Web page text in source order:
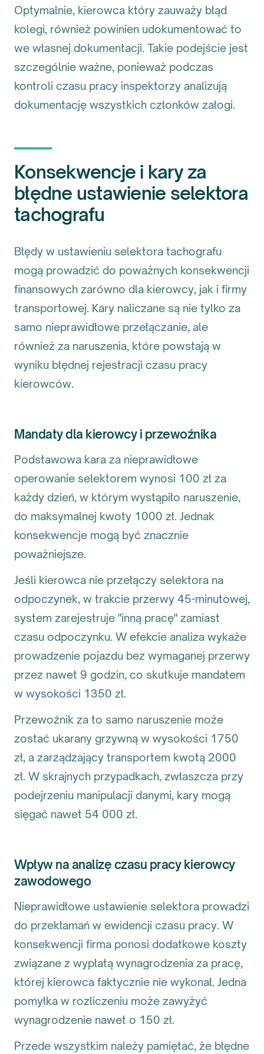
Optymalnie, kierowca który zauważy błąd
kolegi, również powinien udokumentować to
we własnej dokumentacji. Takie podejście jest
szczególnie ważne, ponieważ podczas
kontroli czasu pracy inspektorzy analizują
dokumentację wszystkich członków załogi.
Konsekwencje i kary za
błędne ustawienie selektora
tachografu
Błędy w ustawieniu selektora tachografu
mogą prowadzić do poważnych konsekwencji
finansowych zarówno dla kierowcy, jak i firmy
transportowej. Kary naliczane są nie tylko za
samo nieprawidłowe przełączanie, ale
również za naruszenia, które powstają w
wyniku błędnej rejestracji czasu pracy
kierowców.
Mandaty dla kierowcy i przewoźnika
Podstawowa kara za nieprawidłowe
operowanie selektorem wynosi 100 zł za
każdy dzień, w którym wystąpiło naruszenie,
do maksymalnej kwoty 1000 zł. Jednak
konsekwencje mogą być znacznie
poważniejsze.
Jeśli kierowca nie przełączy selektora na
odpoczynek, w trakcie przerwy 45-minutowej,
system zarejestruje "inną pracę" zamiast
czasu odpoczynku. W efekcie analiza wykaże
prowadzenie pojazdu bez wymaganej przerwy
przez nawet 9 godzin, co skutkuje mandatem
w wysokości 1350 zł.
Przewoźnik za to samo naruszenie może
zostać ukarany grzywną w wysokości 1750
zł, a zarządzający transportem kwotą 2000
zł. W skrajnych przypadkach, zwłaszcza przy
podejrzeniu manipulacji danymi, kary mogą
sięgać nawet 54 000 zł.
Wpływ na analizę czasu pracy kierowcy
zawodowego
Nieprawidłowe ustawienie selektora prowadzi
do przekłamań w ewidencji czasu pracy. W
konsekwencji firma ponosi dodatkowe koszty
związane z wypłatą wynagrodzenia za pracę,
której kierowca faktycznie nie wykonał. Jedna
pomyłka w rozliczeniu może zawyżyć
wynagrodzenie nawet o 150 zł.
Przede wszystkim należy pamiętać, że błędne